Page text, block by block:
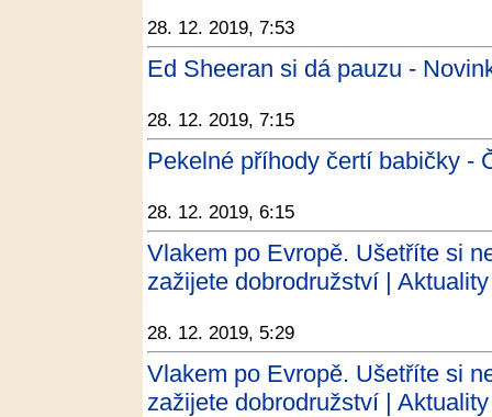
28. 12. 2019, 7:53
Ed Sheeran si dá pauzu -
28. 12. 2019, 7:15
Pekelné příhody čertí babičky -
28. 12. 2019, 6:15
Vlakem po Evropě. Ušetříte si
zažijete dobrodružství |
28. 12. 2019, 5:29
Vlakem po Evropě. Ušetříte si
zažijete dobrodružství |